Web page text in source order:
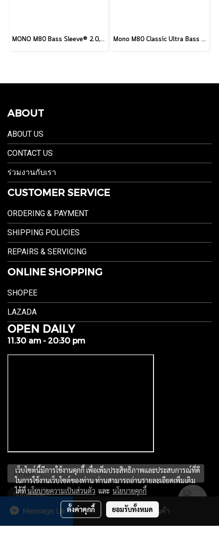
สั่งซื้อสินค้า
Message Us
MONO M80 Bass Sleeve® 2.0, Black Mono M80 Classic Ultra Bass Case, Black
ABOUT
ABOUT US
CONTACT US
ร่วมงานกับเรา
CUSTOMER SERVICE
ORDERING & PAYMENT
SHIPPING POLICIES
REPAIRS & SERVICING
ONLINE SHOPPING
SHOPEE
LAZADA
OPEN DAILY
11.30 am - 20:30 pm
Subscribe
เว็บไซต์นี้มีการใช้งานคุกกี้ เพื่อเพิ่มประสิทธิภาพและประสบการณ์ที่ดี
ในการใช้งานเว็บไซต์ของท่าน ท่านสามารถอ่านรายละเอียดเพิ่มเติม
ได้ที่นโยบายความเป็นส่วนตัว และ นโยบายคุกกี้
ตั้งค่าคุกกี้ ยอมรับทั้งหมด